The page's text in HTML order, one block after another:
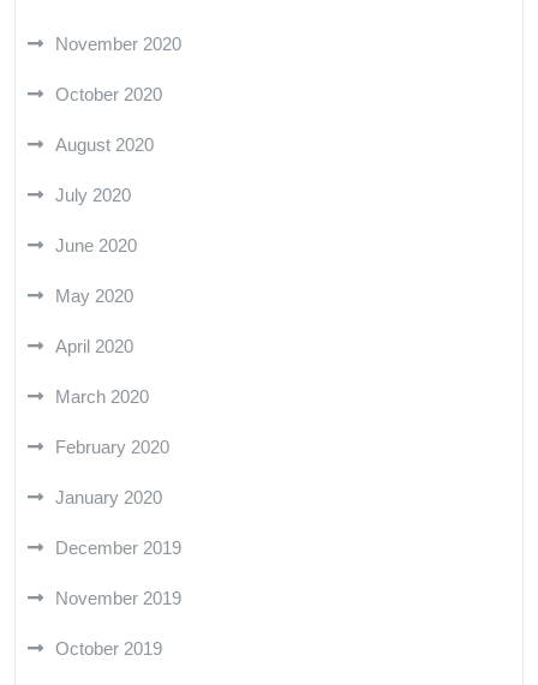
November 2020
October 2020
August 2020
July 2020
June 2020
May 2020
April 2020
March 2020
February 2020
January 2020
December 2019
November 2019
October 2019